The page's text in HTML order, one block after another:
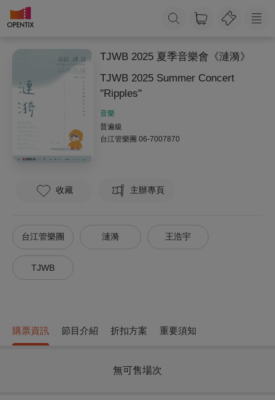
TJWB 2025 夏季音樂會《漣漪》
TJWB 2025 Summer Concert
"Ripples"
音樂
普遍級
台江管樂團 06-7007870
收藏 主辦專頁
台江管樂團 漣漪 王浩宇
TJWB
購票資訊 節目介紹 折扣方案 重要須知
無可售場次